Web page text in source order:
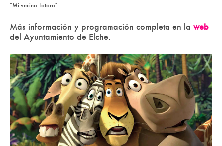
"Mi vecino Totoro"
Más información y programación completa en la web
del Ayuntamiento de Elche.